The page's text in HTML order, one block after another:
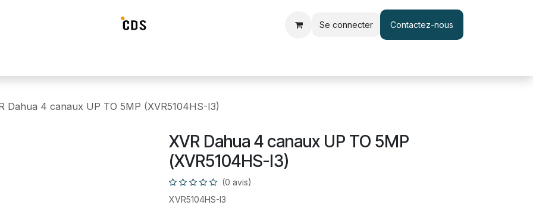
Se connecter Contactez-nous
Dahua 4 canaux UP TO 5MP (XVR5104HS-I3)
XVR Dahua 4 canaux UP TO 5MP
(XVR5104HS-I3)
(0 avis)
XVR5104HS-I3